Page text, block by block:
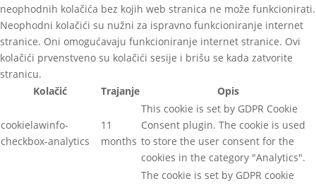
neophodnih kolačića bez kojih web stranica ne može funkcionirati.
Neophodni kolačići su nužni za ispravno funkcioniranje internet
stranice. Oni omogućavaju funkcioniranje internet stranice. Ovi
kolačići prvenstveno su kolačići sesije i brišu se kada zatvorite
stranicu.
Kolačić
Trajanje Opis
cookielawinfo-
checkbox-analytics
11
months
This cookie is set by GDPR Cookie
Consent plugin. The cookie is used
to store the user consent for the
cookies in the category "Analytics".
The cookie is set by GDPR cookie